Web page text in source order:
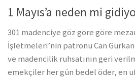
1 Mayıs’a neden mi
301 madenciye göz göre göre
İşletmeleri’nin patronu Can
ve madencilik ruhsatının geri
emekçiler her gün bedel öder, en